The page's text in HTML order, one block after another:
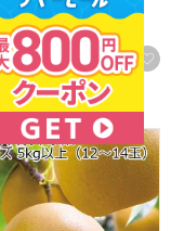
登録する
60円
上(12〜14玉)【CB
羽産 幸水梨 3L〜4L